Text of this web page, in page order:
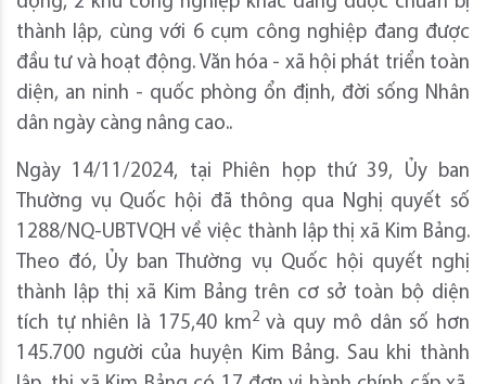
thành lập, cùng với 6 cụm công nghiệp đang được
đầu tư và hoạt động. Văn hóa - xã hội phát triển toàn
diện, an ninh - quốc phòng ổn định, đời sống Nhân
dân ngày càng nâng cao..
Ngày 14/11/2024, tại Phiên họp thứ 39, Ủy ban
Thường vụ Quốc hội đã thông qua Nghị quyết số
1288/NQ-UBTVQH về việc thành lập thị xã Kim Bảng.
Theo đó, Ủy ban Thường vụ Quốc hội quyết nghị
thành lập thị xã Kim Bảng trên cơ sở toàn bộ diện
tích tự nhiên là 175,40 km2và quy mô dân số hơn
145.700 người của huyện Kim Bảng. Sau khi thành